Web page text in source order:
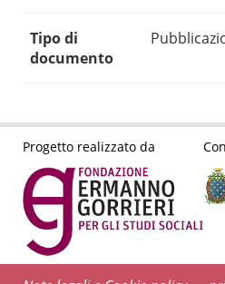
Tipo di
documento
Progetto realizzato da